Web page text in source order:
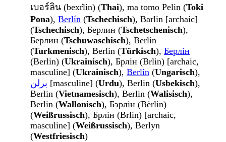
เบอร์ลิน (bexr̒lin) (Thai), ma tomo Pelin (Toki
Pona), Berlín (Tschechisch), Barlin [archaic]
(Tschechisch), Берлин (Tschetschenisch),
Берлин (Tschuwaschisch), Berlin
(Turkmenisch), Berlin (Türkisch), Берлін
(Berlin) (Ukrainisch), Брлін (Brlin) [archaic,
masculine] (Ukrainisch), Berlin (Ungarisch),
برلن [masculine] (Urdu), Berlin (Usbekisch),
Berlin (Vietnamesisch), Berlin (Walisisch),
Berlin (Wallonisch), Бэрлін (Bėrlin)
(Weißrussisch), Брлін (Brlin) [archaic,
masculine] (Weißrussisch), Berlyn
(Westfriesisch)